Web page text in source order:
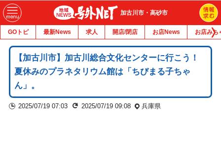
加古川市・高砂市
GOトピ 最新News 求人 開店/閉店 お店News お店みち
【加古川市】加古川総合文化センターに行こう！
夏休みのプラネタリウム館は「ちびまる子ちゃ
ん」。
2025/07/19 07:03 2025/07/19 09:08 兵庫県